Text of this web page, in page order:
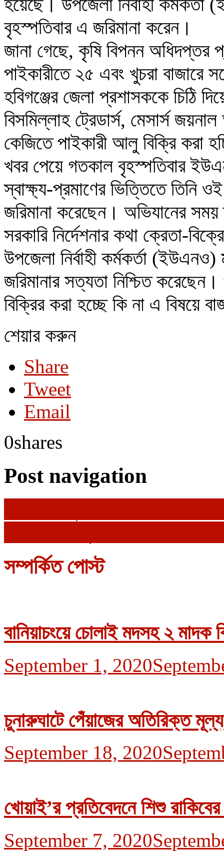
বৃহস্পতিবার এ জরিমানা করেন।
জানা গেছে, কৃষি বিপনন অধিদপ্তর
পাইকারীতে ২৫ এবং খুচরা বাজারে
হবিগঞ্জের জেলা প্রশাসককে চিঠি
বিসমিল্লাহ ট্রেডার্স, মেসার্স
কেজিতে পাইকারী আলু বিক্রি করা
খবর পেয়ে গতকাল বৃহস্পতিবার
স্বাক্ষ্য-প্রমাণের ভিত্তিতে তিনি
জরিমানা করেছেন। অভিযানের
সরকারি নির্দেশনার কথা ক্রেতা-
উপজেলা নির্বাহী কর্মকর্তা
জরিমানার সত্যতা নিশ্চিত
বিক্রির করা হচ্ছে কি না এ বিষয়ে
শেয়ার করুন
Share
Tweet
Email
0shares
Post navigation
সম্পর্কিত পোস্ট
বানিয়াচংয়ে চোলাই মদসহ ২ মাদক
September 1, 2020
চুনারুঘাটে পেঁয়াজের অতিরিক্ত
September 18, 2020
খোয়াই’র প্রতিবেদনে শিশু
September 7, 2020